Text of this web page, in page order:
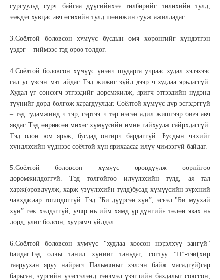
сургуульд сурч байгаа дүүгийнхээ төлбөрийг төлөхийн тулд,
ээждээ хувцас авч өгөхийн тулд шөнөжин сууж ажилладаг.
3.Соёлтой боловсон хүмүүс бусдын өмч хөрөнгийг хүндэтгэн
үздэг – тиймээс тэд өрөө төлдөг.
4.Соёлтой боловсон хүмүүс үнэнч шударга учраас худал хэлэхээс
гал ус үзсэн мэт айдаг. Тэд жижиг зүйл дээр ч худлаа ярьдаггүй.
Худал үг сонсогч этгээдийг доромжилж, яригч этгээдийн нүдэнд
түүнийг дорд болгож харагдуулдаг. Соёлтой хүмүүс дүр эсгэдэггүй
– тэд гудамжинд ч тэр, гэртээ ч тэр нэгэн адил жишгээр биеэ авч
явдаг. Тэд өөрөөсөө мөхөс хүмүүсийн өмнө гайхуулж сайрхдаггүй.
Тэд олон юм ярьж, бусдад онгирч бардаггүй. Бусдын чихийг
хүндлэхийн үүднээс соёлтой хүн ярихаасаа илүү чимээгүй байдаг.
5.Соёлтой боловсон хүмүүс өрөвдүүлж өөрийгөө
доромжилдоггүй. Тэд толгойгоо илүүлэхийн тулд, ая тал
харж(өрөвдүүлж, харж үзүүлэхийн тулд)бусад хүмүүсийн зүрхний
чавхдасаар тоглодоггүй. Тэд "Би дүүрсэн хүн”, эсвэл "Би муухай
хүн” гэж хэлдэггүй, учир нь ийм хямд үр дүнгийн төлөө явах нь
дорд, улиг болсон, хуурамч үйлдэл…
6.Соёлтой боловсон хүмүүс "худлаа хоосон нэрэлхүү зангүй"
байдаг.Тэд олны танил хүнийг таньдаг, согтуу "П”-тэй(хир
тааруухан яруу найрагч Пальминыг хэлсэн байж магадгүй)гар
барьсан, зургийн үзэсгэлэнд тэнэмэл үзэгчийн бахдалыг сонссон,